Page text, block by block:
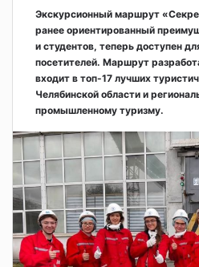
Экскурсионный маршрут
ранее ориентированный
и студентов, теперь доступен
посетителей. Маршрут
входит в топ-17 лучших
Челябинской области и
промышленному туризму.